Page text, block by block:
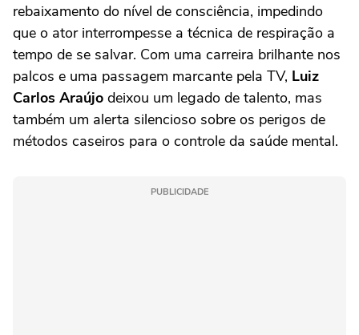
rebaixamento do nível de consciência, impedindo
que o ator interrompesse a técnica de respiração a
tempo de se salvar. Com uma carreira brilhante nos
palcos e uma passagem marcante pela TV, Luiz
Carlos Araújo deixou um legado de talento, mas
também um alerta silencioso sobre os perigos de
métodos caseiros para o controle da saúde mental.
PUBLICIDADE